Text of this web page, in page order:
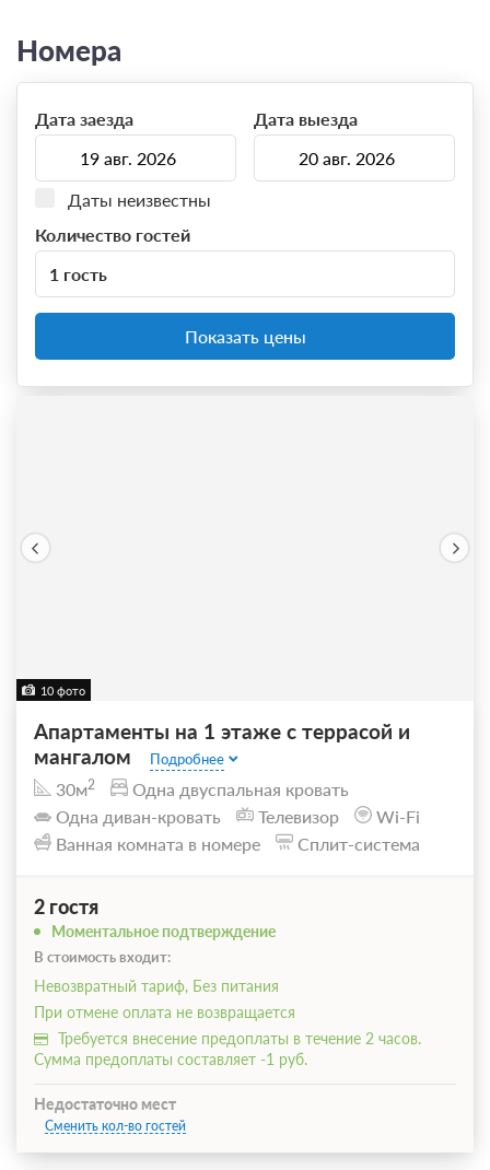
Номера
Дата заезда Дата выезда
Даты неизвестны
Количество гостей
1 гость
Показать цены
10 фото
Апартаменты на 1 этаже с террасой и
мангалом
Подробнее
30м2
Одна двуспальная кровать
Одна диван-кровать
Телевизор
Wi-Fi
Ванная комната в номере
Сплит-система
2 гостя
Моментальное подтверждение
В стоимость входит:
Невозвратный тариф, Без питания
При отмене оплата не возвращается
Требуется внесение предоплаты в течение 2 часов.
Сумма предоплаты составляет -1 руб.
Недостаточно мест
Сменить кол-во гостей